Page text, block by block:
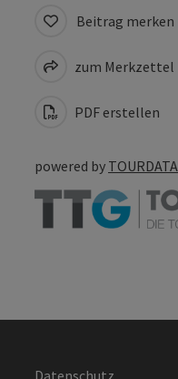
Beitrag merken
zum Merkzettel
PDF erstellen
powered by TOURDATA
Datenschutz